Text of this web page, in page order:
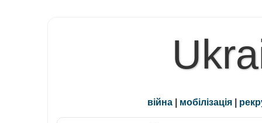
війна | мобілізація |